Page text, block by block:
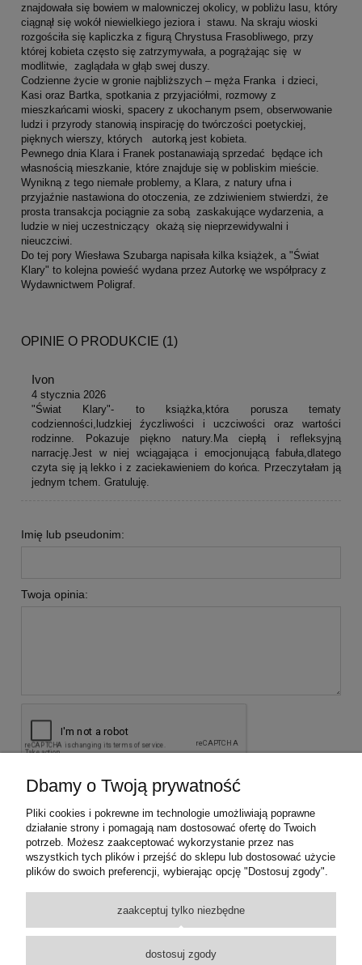
znajdowała się bowiem w malowniczej okolicy, w pobliżu lasu, który
ciągnął się wokół niewielkiego jeziora i stawu. Na skraju wioski
rozgościła się kapliczka z figurą Chrystusa Frasobliwego, przy
której kobieta często się zatrzymywała, a pogrążając się w
modlitwie, zaglądała w głąb swej duszy.
Codzienne życie w gronie najbliższych – męża Franka i dzieci,
Kasi oraz Bartka, spotkania z przyjaciółmi, rozmowy z
mieszkańcami wioski, spacery z ukochanym psem, obserwowanie
ludzi i przyrody stanowią inspirację do twórczości poetyckiej,
pięknych wierszy, których autorką jest kobieta.
Pewnego dnia Klara i Franek postanawiają sprzedać będące ich
własnością mieszkanie, które znajduje się w pobliskim mieście.
Wynikną z tego niemałe problemy, a Klara, z natury ufna i
przyjaźnie nastawiona do otoczenia, ze zdziwieniem stwierdzi, że
prosta transakcja pociągnie za sobą zaskakujące wydarzenia, a
ludzie w niej uczestniczący okażą się nieprzewidywalni i
nieuczciwi.
Do tej pory Wiesława Szubarga napisała kilka książek, a "Świat
Klary" to kolejna powieść wydana przez Autorkę we współpracy z
Wydawnictwem Poligraf.
OPINIE O PRODUKCIE (1)
Ivon
4 stycznia 2026
"Świat Klary"- to książka,która porusza tematy
codzienności,ludzkiej źyczliwości i uczciwości oraz wartości
rodzinne. Pokazuje piękno natury.Ma ciepłą i refleksyjną
narrację.Jest w niej wciągająca i emocjonującą fabuła,dlatego
czyta się ją lekko i z zaciekawieniem do końca. Przeczytałam ją
jednym tchem. Gratuluję.
Imię lub pseudonim:
Twoja opinia:
KONTAKT Z NAMI
INFORMACJE
Dbamy o Twoją prywatność
Pliki cookies i pokrewne im technologie umożliwiają poprawne
działanie strony i pomagają nam dostosować ofertę do Twoich
potrzeb. Możesz zaakceptować wykorzystanie przez nas
wszystkich tych plików i przejść do sklepu lub dostosować użycie
plików do swoich preferencji, wybierając opcję "Dostosuj zgody".
zaakceptuj tylko niezbędne
dostosuj zgody